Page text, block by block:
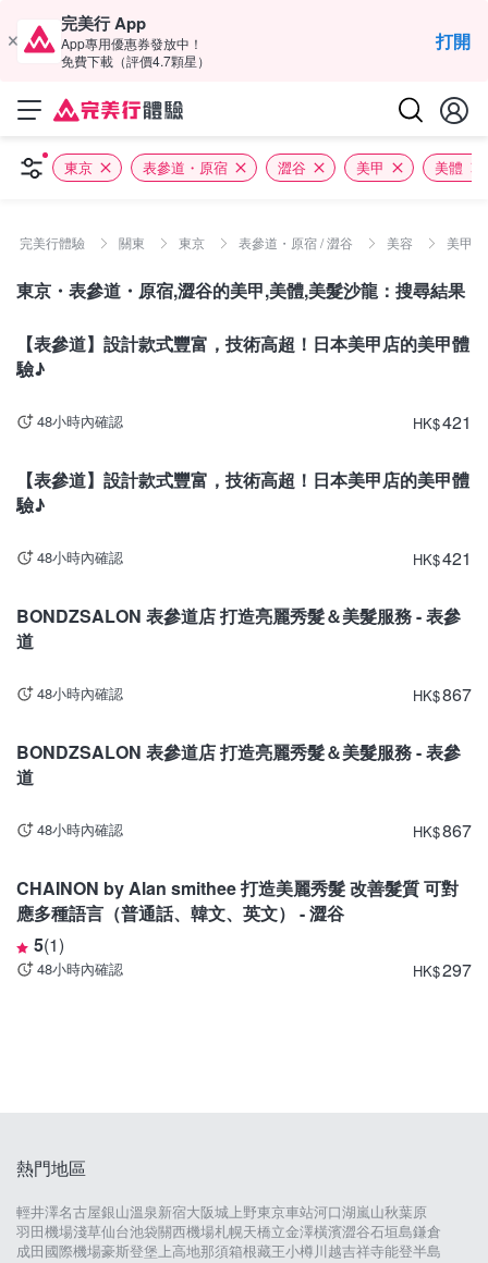
完美行 App
App專用優惠券發放中！
免費下載（評價4.7顆星）
打開
東京 表參道・原宿 澀谷 美甲 美體
完美行體驗 關東 東京 表參道・原宿 / 澀谷 美容 美甲 /
東京・表參道・原宿,澀谷的美甲,美體,美髮沙龍：搜尋結果
東京
【表參道】設計款式豐富，技術高超！日本美甲店的美甲體
驗♪
48小時內確認 HK$421
【表參道】設計款式豐富，技術高超！日本美甲店的美甲體
驗♪
48小時內確認 HK$421
BONDZSALON 表參道店 打造亮麗秀髮＆美髮服務 - 表參
道
48小時內確認 HK$867
BONDZSALON 表參道店 打造亮麗秀髮＆美髮服務 - 表參
道
48小時內確認 HK$867
CHAINON by Alan smithee 打造美麗秀髮 改善髮質 可對
應多種語言（普通話、韓文、英文） - 澀谷
5(1)
48小時內確認 HK$297
熱門地區
輕井澤名古屋銀山溫泉新宿大阪城 上野東京車站河口湖嵐山秋葉原
羽田機場淺草仙台池袋關西機場札幌天橋立金澤橫濱澀谷石垣島鎌倉
成田國際機場豪斯登堡 上高地那須箱根藏王小樽川越吉祥寺能登半島